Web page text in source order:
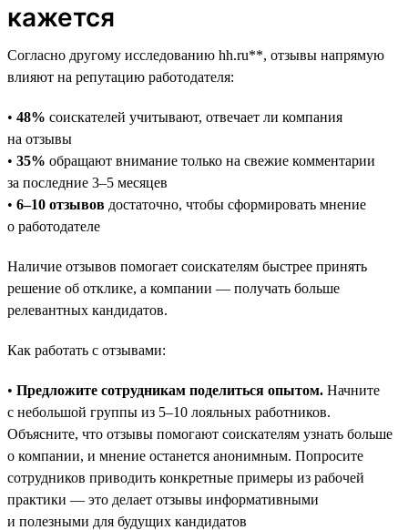
кажется
Согласно другому исследованию hh.ru**, отзывы напрямую
влияют на репутацию работодателя:
• 48% соискателей учитывают, отвечает ли компания
на отзывы
• 35% обращают внимание только на свежие комментарии
за последние 3–5 месяцев
• 6–10 отзывов достаточно, чтобы сформировать мнение
о работодателе
Наличие отзывов помогает соискателям быстрее принять
решение об отклике, а компании — получать больше
релевантных кандидатов.
Как работать с отзывами:
• Предложите сотрудникам поделиться опытом. Начните
с небольшой группы из 5–10 лояльных работников.
Объясните, что отзывы помогают соискателям узнать больше
о компании, и мнение останется анонимным. Попросите
сотрудников приводить конкретные примеры из рабочей
практики — это делает отзывы информативными
и полезными для будущих кандидатов